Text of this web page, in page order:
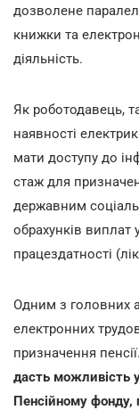
дозволене
книжки та
діяльність.
Як роботодавець,
наявності
мати доступу до
стаж для
державним
обрахунків виплат
працездатності
Одним з головних
електронних
призначення
дасть можливість
Пенсійному фонду,